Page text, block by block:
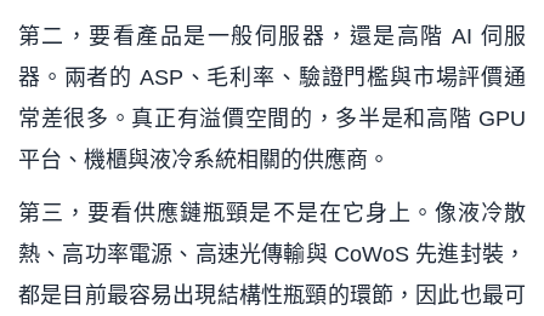
第二，要看產品是一般伺服器，還是高階 AI 伺服
器。兩者的 ASP、毛利率、驗證門檻與市場評價通
常差很多。真正有溢價空間的，多半是和高階 GPU
平台、機櫃與液冷系統相關的供應商。
第三，要看供應鏈瓶頸是不是在它身上。像液冷散
熱、高功率電源、高速光傳輸與 CoWoS 先進封裝，
都是目前最容易出現結構性瓶頸的環節，因此也最可